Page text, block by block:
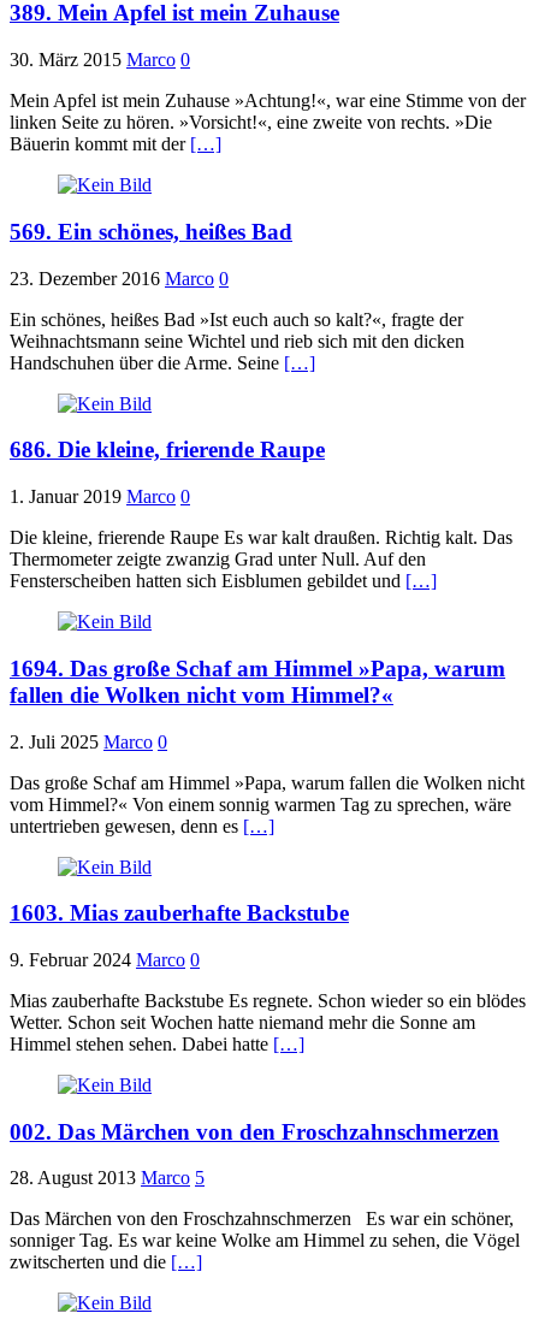
389. Mein Apfel ist mein Zuhause
30. März 2015 Marco 0
Mein Apfel ist mein Zuhause »Achtung!«, war eine Stimme von der
linken Seite zu hören. »Vorsicht!«, eine zweite von rechts. »Die
Bäuerin kommt mit der […]
569. Ein schönes, heißes Bad
23. Dezember 2016 Marco 0
Ein schönes, heißes Bad »Ist euch auch so kalt?«, fragte der
Weihnachtsmann seine Wichtel und rieb sich mit den dicken
Handschuhen über die Arme. Seine […]
686. Die kleine, frierende Raupe
1. Januar 2019 Marco 0
Die kleine, frierende Raupe Es war kalt draußen. Richtig kalt. Das
Thermometer zeigte zwanzig Grad unter Null. Auf den
Fensterscheiben hatten sich Eisblumen gebildet und […]
1694. Das große Schaf am Himmel »Papa, warum
fallen die Wolken nicht vom Himmel?«
2. Juli 2025 Marco 0
Das große Schaf am Himmel »Papa, warum fallen die Wolken nicht
vom Himmel?« Von einem sonnig warmen Tag zu sprechen, wäre
untertrieben gewesen, denn es […]
1603. Mias zauberhafte Backstube
9. Februar 2024 Marco 0
Mias zauberhafte Backstube Es regnete. Schon wieder so ein blödes
Wetter. Schon seit Wochen hatte niemand mehr die Sonne am
Himmel stehen sehen. Dabei hatte […]
002. Das Märchen von den Froschzahnschmerzen
28. August 2013 Marco 5
Das Märchen von den Froschzahnschmerzen Es war ein schöner,
sonniger Tag. Es war keine Wolke am Himmel zu sehen, die Vögel
zwitscherten und die […]